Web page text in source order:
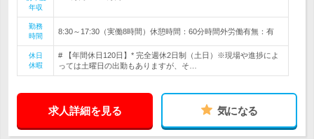
年収
勤務
時間
8:30～17:30（実働8時間）休憩時間：60分時間外労働有無：有
休日
休暇
# 【年間休日120日】* 完全週休2日制（土日）※現場や進捗によ
っては土曜日の出勤もありますが、そ…
求人詳細を見る 気になる